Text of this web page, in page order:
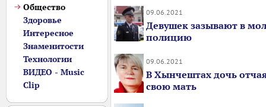
Общество
Здоровье
Интересное
Знаменитости
Технологии
ВИДЕО - Music
Clip
09.06.2021
Девушек зазывают в
полицию
09.06.2021
В Хынчештах дочь
свою мать